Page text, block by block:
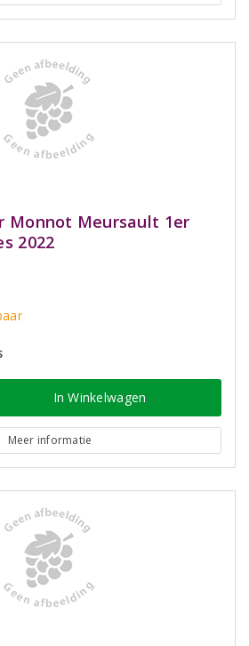
Monnot Meursault 1er
2022
In Winkelwagen
Meer informatie